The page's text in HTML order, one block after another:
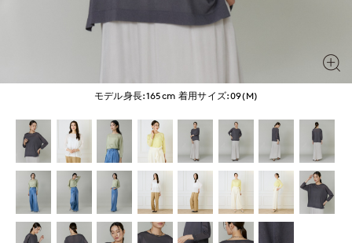
モデル身長:165cm 着用サイズ:09(M)